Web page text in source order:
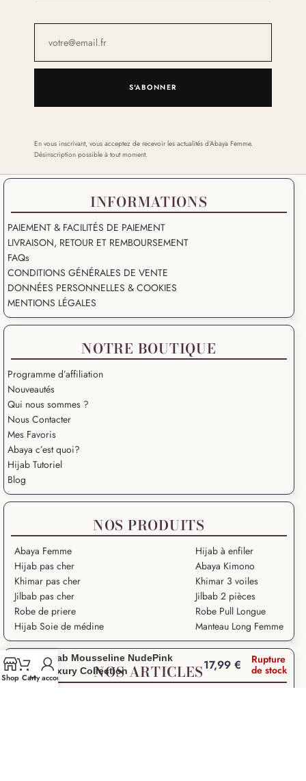
S'ABONNER
En vous inscrivant, vous acceptez de recevoir les actualités d’Abaya Femme.
Désinscription possible à tout moment.
INFORMATIONS
PAIEMENT & FACILITÉS DE PAIEMENT
LIVRAISON, RETOUR ET REMBOURSEMENT
FAQs
CONDITIONS GÉNÉRALES DE VENTE
DONNÉES PERSONNELLES & COOKIES
MENTIONS LÉGALES
NOTRE BOUTIQUE
Programme d’affiliation
Nouveautés
Qui nous sommes ?
Nous Contacter
Mes Favoris
Abaya c’est quoi?
Hijab Tutoriel
Blog
NOS PRODUITS
Abaya Femme
Hijab pas cher
Khimar pas cher
Jilbab pas cher
Robe de priere
Hijab Soie de médine
Hijab à enfiler
Abaya Kimono
Khimar 3 voiles
Jilbab 2 pièces
Robe Pull Longue
Manteau Long Femme
NOS ARTICLES
Shop CartMy account
Hijab Mousseline NudePink
Luxury Collection
17,99 €
Rupture
de stock